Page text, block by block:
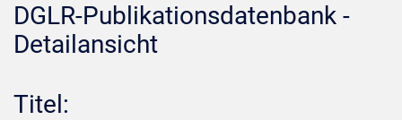
DGLR-Publikationsdatenbank -
Detailansicht
Titel: